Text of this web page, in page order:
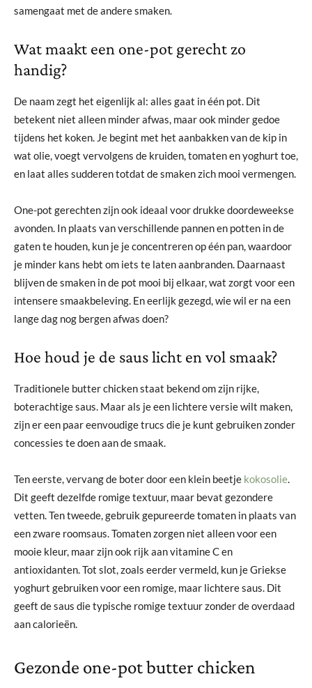
samengaat met de andere smaken.
Wat maakt een one-pot gerecht zo
handig?
De naam zegt het eigenlijk al: alles gaat in één pot. Dit
betekent niet alleen minder afwas, maar ook minder gedoe
tijdens het koken. Je begint met het aanbakken van de kip in
wat olie, voegt vervolgens de kruiden, tomaten en yoghurt toe,
en laat alles sudderen totdat de smaken zich mooi vermengen.
One-pot gerechten zijn ook ideaal voor drukke doordeweekse
avonden. In plaats van verschillende pannen en potten in de
gaten te houden, kun je je concentreren op één pan, waardoor
je minder kans hebt om iets te laten aanbranden. Daarnaast
blijven de smaken in de pot mooi bij elkaar, wat zorgt voor een
intensere smaakbeleving. En eerlijk gezegd, wie wil er na een
lange dag nog bergen afwas doen?
Hoe houd je de saus licht en vol smaak?
Traditionele butter chicken staat bekend om zijn rijke,
boterachtige saus. Maar als je een lichtere versie wilt maken,
zijn er een paar eenvoudige trucs die je kunt gebruiken zonder
concessies te doen aan de smaak.
Ten eerste, vervang de boter door een klein beetje kokosolie.
Dit geeft dezelfde romige textuur, maar bevat gezondere
vetten. Ten tweede, gebruik gepureerde tomaten in plaats van
een zware roomsaus. Tomaten zorgen niet alleen voor een
mooie kleur, maar zijn ook rijk aan vitamine C en
antioxidanten. Tot slot, zoals eerder vermeld, kun je Griekse
yoghurt gebruiken voor een romige, maar lichtere saus. Dit
geeft de saus die typische romige textuur zonder de overdaad
aan calorieën.
Gezonde one-pot butter chicken